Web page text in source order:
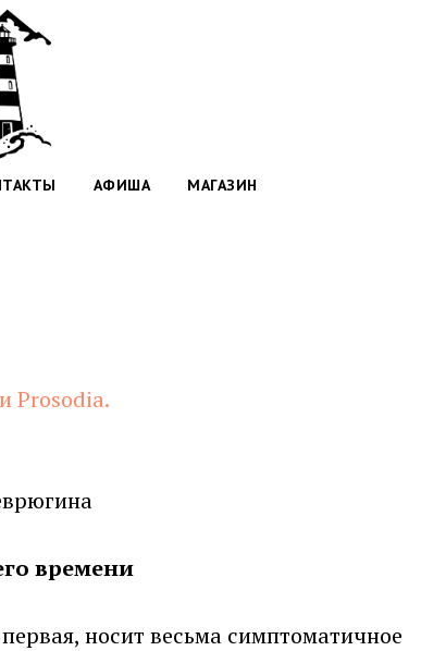
АФИША МАГАЗИН
Prosodia.
времени
носит весьма симптоматичное